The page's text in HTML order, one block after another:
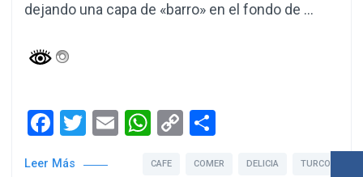
dejando una capa de «barro» en el fondo de …
Facebook
Twitter
EmailWhatsApp
Copy
Leer Más CAFE COMER DELICIA TURCO